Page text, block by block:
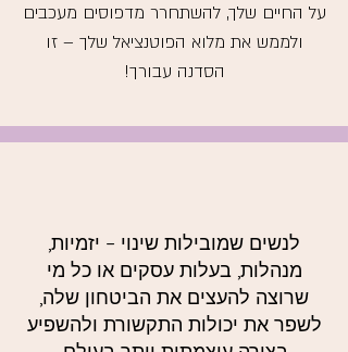
על החיים שלך, להשתחרר מדפוסים מעכבים
ולממש את מלוא הפוטנציאל שלך – זו
הסדנה עבורך!
לנשים שמובילות שינוי – יזמיות,
מנהלות, בעלות עסקים או כל מי
שרוצה להעצים את הביטחון שלה,
לשפר את יכולות התקשורת ולהשפיע